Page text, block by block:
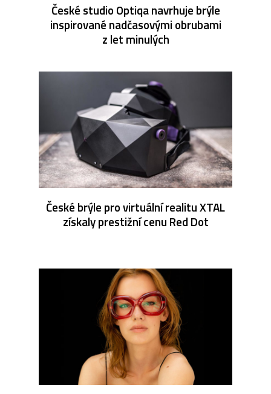
České studio Optiqa navrhuje brýle
inspirované nadčasovými obrubami
z let minulých
České brýle pro virtuální realitu XTAL
získaly prestižní cenu Red Dot